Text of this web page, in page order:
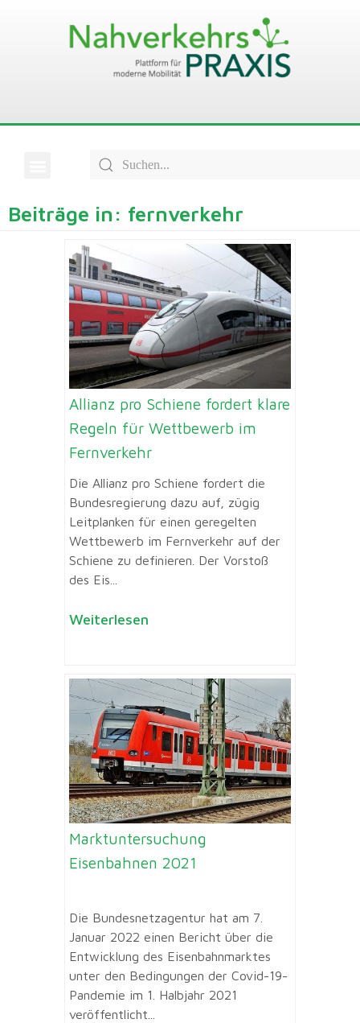
Beiträge in: fernverkehr
Allianz pro Schiene fordert klare
Regeln für Wettbewerb im
Fernverkehr
Die Allianz pro Schiene fordert die
Bundesregierung dazu auf, zügig
Leitplanken für einen geregelten
Wettbewerb im Fernverkehr auf der
Schiene zu definieren. Der Vorstoß
des Eis...
Weiterlesen
Marktuntersuchung
Eisenbahnen 2021
Die Bundesnetzagentur hat am 7.
Januar 2022 einen Bericht über die
Entwicklung des Eisenbahnmarktes
unter den Bedingungen der Covid-19-
Pandemie im 1. Halbjahr 2021
veröffentlicht...